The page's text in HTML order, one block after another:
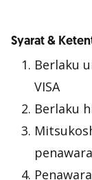
Syarat &
Berlaku
VISA
Berlaku